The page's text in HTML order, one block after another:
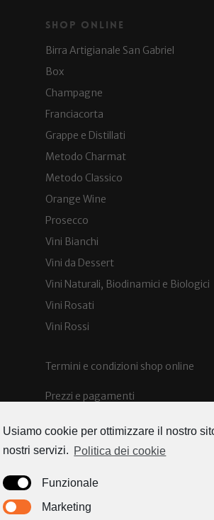
Shop Online
Birra Artigianale San Gabriel
Box
Champagne
Franciacorta
Grappe e Distillati
Metodo Charmat
Metodo Classico
Orange Wine
Prosecco
Vini Bianchi
Vini da Dessert
Vini Naturali, Biodinamici e Biologici
Vini Rosati
Vini Rossi
Termini e condizioni shop online
Prezzi e pagamenti
Spedizioni e costi
Caorle news
Usiamo cookie per ottimizzare il nostro
nostri servizi. Politica dei cookie
Funzionale
Marketing